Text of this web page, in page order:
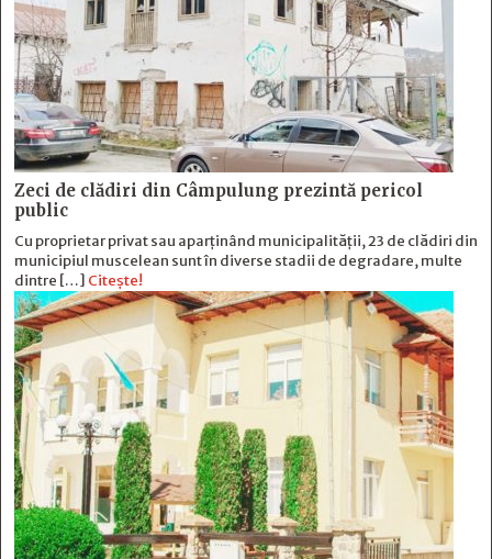
Zeci de clădiri din Câmpulung prezintă pericol
public
Cu proprietar privat sau aparținând municipalității, 23 de clădiri din
municipiul muscelean sunt în diverse stadii de degradare, multe
dintre […] Citește!